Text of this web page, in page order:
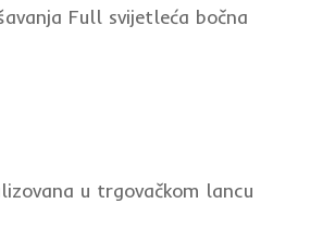
Full svijetleća bočna
u trgovačkom lancu